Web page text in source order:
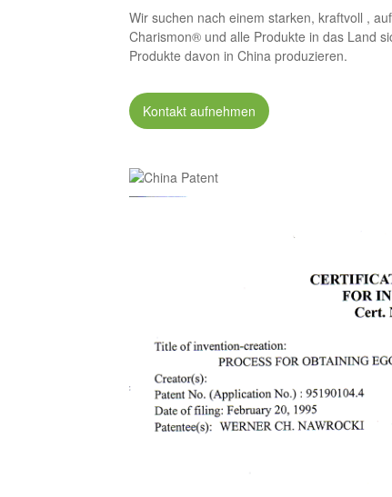
Wir suchen nach einem starken, kraftvoll ,
Charismon® und alle Produkte in das Land
Produkte davon in China produzieren.
Kontakt aufnehmen